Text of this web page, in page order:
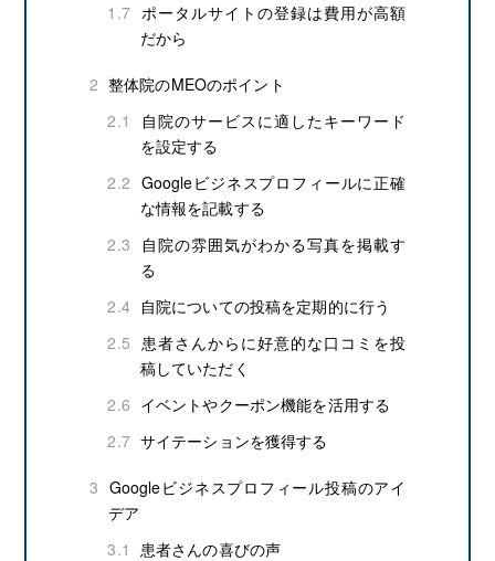
1.7 ポータルサイトの登録は費用が高額
だから
2 整体院のMEOのポイント
2.1
自院のサービスに適したキーワード
を設定する
2.2 Googleビジネスプロフィールに正確
な情報を記載する
2.3
自院の雰囲気がわかる写真を掲載す
る
2.4 自院についての投稿を定期的に行う
2.5 患者さんからに好意的な口コミを投
稿していただく
2.6 イベントやクーポン機能を活用する
2.7 サイテーションを獲得する
3 Googleビジネスプロフィール投稿のアイ
デア
3.1 患者さんの喜びの声